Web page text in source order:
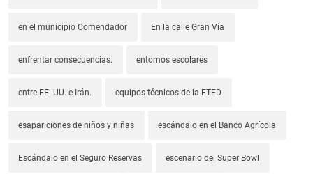
en el municipio Comendador En la calle Gran Vía
enfrentar consecuencias. entornos escolares
entre EE. UU. e Irán. equipos técnicos de la ETED
esapariciones de niños y niñas escándalo en el Banco Agrícola
Escándalo en el Seguro Reservas escenario del Super Bowl